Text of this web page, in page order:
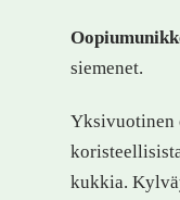
siemenet.
Yksivuotinen
kukkia.